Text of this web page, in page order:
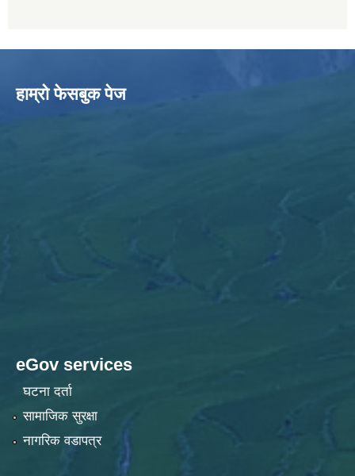
हाम्राे फेसबुक पेज
eGov services
घटना दर्ता
सामाजिक सुरक्षा
नागरिक वडापत्र